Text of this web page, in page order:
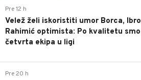
Pre 12 h
Velež želi iskoristiti umor Borca, Ibro
Rahimić optimista: Po kvalitetu smo
četvrta ekipa u ligi
Pre 20 h